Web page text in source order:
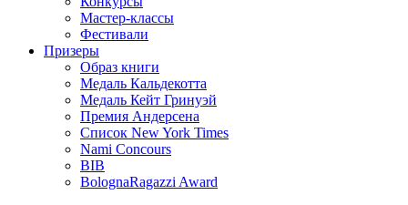
Мастер-классы
Фестивали
Призеры
Образ книги
Медаль Кальдекотта
Медаль Кейт Гринуэй
Премия Андерсена
Список New York Times
Nami Concours
BIB
BolognaRagazzi Award